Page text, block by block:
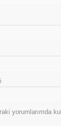
yorumlarımda